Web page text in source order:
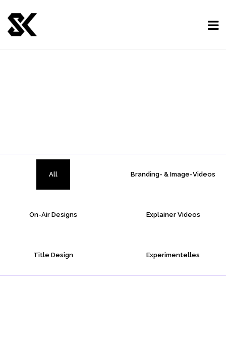
All Branding- & Image-Videos
On-Air Designs Explainer Videos
Title Design Experimentelles